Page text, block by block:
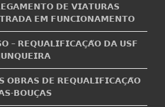
𝗗𝗘 𝗩𝗜𝗔𝗧𝗨𝗥𝗔𝗦
𝗘𝗠 𝗙𝗨𝗡𝗖𝗜𝗢𝗡𝗔𝗠𝗘𝗡𝗧𝗢
– 𝗥𝗘𝗤𝗨𝗔𝗟𝗜𝗙𝗜𝗖𝗔𝗖̧𝗔̃𝗢 𝗗𝗔 𝗨𝗦𝗙
𝗢𝗕𝗥𝗔𝗦 𝗗𝗘 𝗥𝗘𝗤𝗨𝗔𝗟𝗜𝗙𝗜𝗖𝗔𝗖̧𝗔̃𝗢
𝗕𝗢𝗨𝗖̧𝗔𝗦